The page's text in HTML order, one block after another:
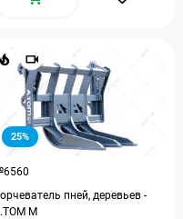
25%
пней, деревьев -
M